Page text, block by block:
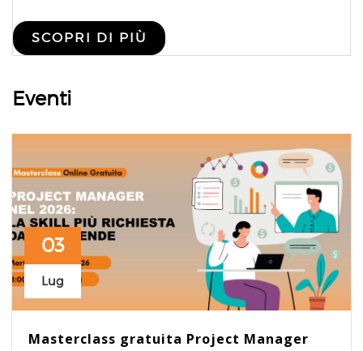
SCOPRI DI PIÙ
Eventi
03
Lug
Masterclass gratuita Project Manager